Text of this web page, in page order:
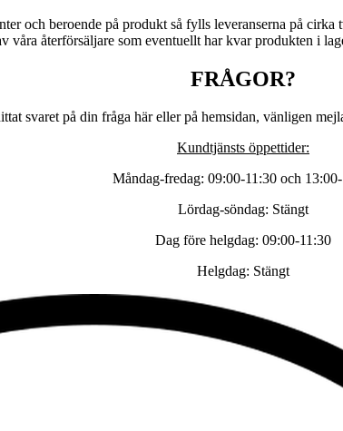
och beroende på produkt så fylls leveranserna på
återförsäljare som eventuellt har kvar produkten i
FRÅGOR?
svaret på din fråga här eller på hemsidan, vänligen
Kundtjänsts öppettider:
Måndag-fredag: 09:00-11:30 och
Lördag-söndag: Stängt
Dag före helgdag: 09:00-11:30
Helgdag: Stängt